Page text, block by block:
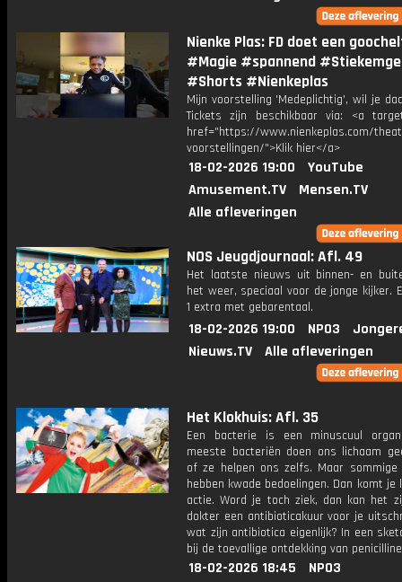
Nienke Plas: FD doet een
#Magie #spannend
#Shorts #Nienkeplas
Mijn voorstelling 'Medeplichtig', wil je
Tickets zijn beschikbaar via: <a
href="https://www.nienkeplas.com/
voorstellingen/">Klik hier</a>
18-02-2026 19:00
YouTube
Amusement.TV
Mensen.TV
Alle afleveringen
NOS Jeugdjournaal: Afl. 49
Het laatste nieuws uit binnen- en
het weer, speciaal voor de jonge kijker.
1 extra met gebarentaal.
18-02-2026 19:00 NPO3
Nieuws.TV
Alle afleveringen
Het Klokhuis: Afl. 35
Een bacterie is een minuscuul
meeste bacteriën doen ons lichaam
of ze helpen ons zelfs. Maar sommige
hebben kwade bedoelingen. Dan komt je
actie. Word je toch ziek, dan kan het
dokter een antibioticakuur voor je
wat zijn antibiotica eigenlijk? In een
bij de toevallige ontdekking van
18-02-2026 18:45
NPO3